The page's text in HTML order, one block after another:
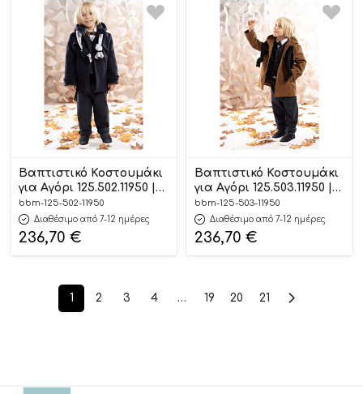
Βαπτιστικό Κοστουμάκι
για Αγόρι 125.502.11950 |
Baby Bloom
bbm-125-502-11950
Διαθέσιμο από 7-12 ημέρες
236,70 €
Βαπτιστικό Κοστουμάκι
για Αγόρι 125.503.11950 |
Baby Bloom
bbm-125-503-11950
Διαθέσιμο από 7-12 ημέρες
236,70 €
1 2 3 4 … 19 20 21